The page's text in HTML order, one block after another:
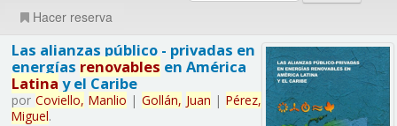
Hacer reserva
Las alianzas público - privadas en
energías renovables en América
Latina y el Caribe
por Coviello, Manlio | Gollán, Juan | Pérez,
Miguel.